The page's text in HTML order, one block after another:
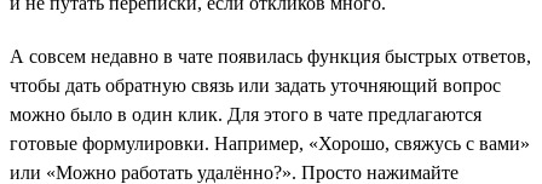
А совсем недавно в чате появилась функция быстрых ответов,
чтобы дать обратную связь или задать уточняющий вопрос
можно было в один клик. Для этого в чате предлагаются
готовые формулировки. Например, «Хорошо, свяжусь с вами»
или «Можно работать удалённо?». Просто нажимайте